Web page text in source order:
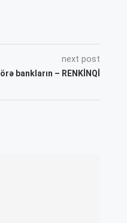
next post
bankların – RENKİNQİ